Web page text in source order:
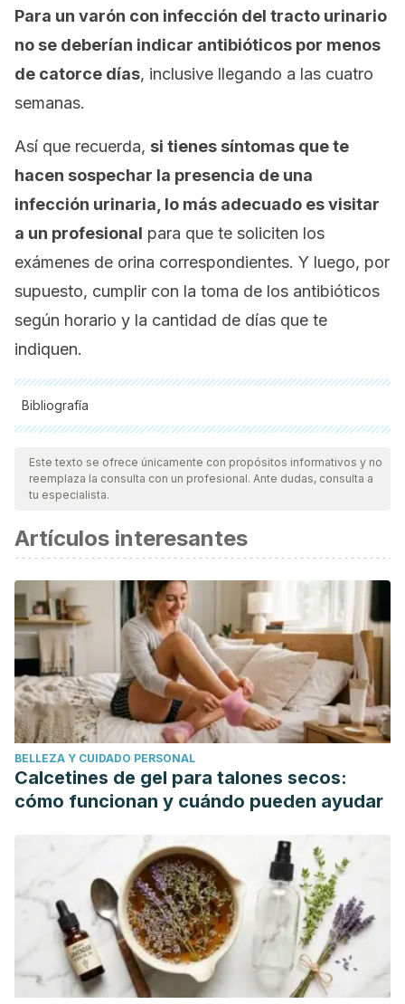
Para un varón con infección del tracto urinario
no se deberían indicar antibióticos por menos
de catorce días, inclusive llegando a las cuatro
semanas.
Así que recuerda, si tienes síntomas que te
hacen sospechar la presencia de una
infección urinaria, lo más adecuado es visitar
a un profesional para que te soliciten los
exámenes de orina correspondientes. Y luego, por
supuesto, cumplir con la toma de los antibióticos
según horario y la cantidad de días que te
indiquen.
Bibliografía
Todas las fuentes citadas fueron revisadas a profundidad por
nuestro equipo, para asegurar su calidad, confiabilidad,
vigencia y validez.La bibliografía de este artículo fue
científica.
Instituto Nacional de Diabetes y Enfermedades Digestivas
y Renales (NIDDKD por sus siglas en inglés), Cámara
Nacional de Información sobre Enfermedades Renales y
Urológicas (NKUDIC por sus siglas en inglés) (2011). Urinary
tract infections in adults.
Jiménez Cruz JF, Broseta E. Infecciones urinarias
complicadas y no complicadas. Jano 2003;65(1481):46-54.
Echevarría-Zarate, Juan, Elsa Sarmiento Aguilar, and
Fernando Osores-Plenge. "Infección del tracto urinario y
manejo antibiótico." Acta médica peruana 23.1 (2006): 26-
Villarraga, Jeffer David Alvarez, et al. "Guía de práctica
clínica de infección de vías urinarias en el adulto." Revista
Urología Colombiana/Colombian Urology Journal 27.02
(2018): 126-131.
Este texto se ofrece únicamente con propósitos informativos y no
reemplaza la consulta con un profesional. Ante dudas, consulta a
tu especialista.
Artículos interesantes
BELLEZA Y CUIDADO PERSONAL
Calcetines de gel para talones secos:
cómo funcionan y cuándo pueden ayudar